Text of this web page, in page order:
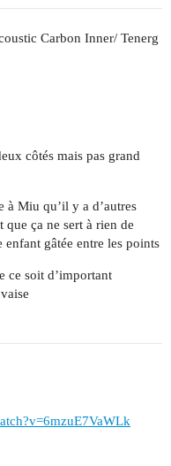
Carbon Inner/ Tenerg
côtés mais pas grand
Miu qu’il y a d’autres
ça ne sert à rien de
enfant gâtée entre les points
ce soit d’important